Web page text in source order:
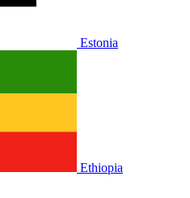
Estonia
Ethiopia